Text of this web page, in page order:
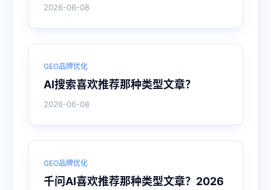
2026-06-08
GEO品牌优化
AI搜索喜欢推荐那种类型文章？
2026-06-08
GEO品牌优化
千问AI喜欢推荐那种类型文章？2026